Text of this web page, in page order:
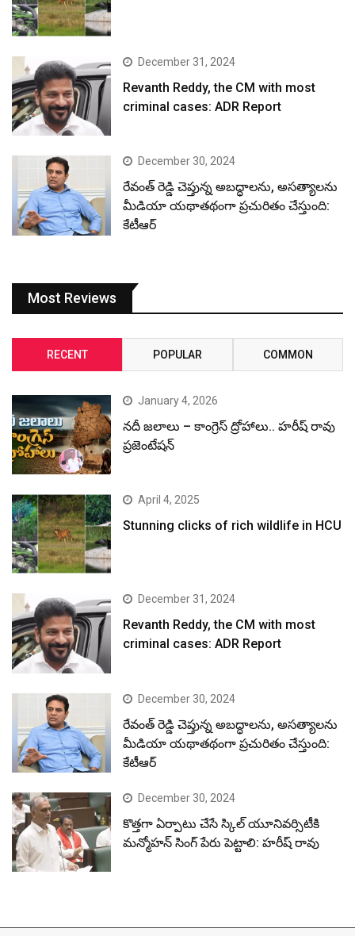
December 31, 2024
Revanth Reddy, the CM with most
criminal cases: ADR Report
December 30, 2024
రేవంత్ రెడ్డి చెప్తున్న అబద్ధాలను, అసత్యాలను
మీడియా యథాతథంగా ప్రచురితం చేస్తుంది:
కేటీఆర్
Most Reviews
RECENT POPULAR COMMON
January 4, 2026
నదీ జలాలు – కాంగ్రెస్ ద్రోహాలు.. హరీష్ రావు
ప్రజెంటేషన్
April 4, 2025
Stunning clicks of rich wildlife in HCU
December 31, 2024
Revanth Reddy, the CM with most
criminal cases: ADR Report
December 30, 2024
రేవంత్ రెడ్డి చెప్తున్న అబద్ధాలను, అసత్యాలను
మీడియా యథాతథంగా ప్రచురితం చేస్తుంది:
కేటీఆర్
December 30, 2024
కొత్తగా ఏర్పాటు చేసే స్కిల్ యూనివర్సిటీకి
మన్మోహన్ సింగ్ పేరు పెట్టాలి: హరీష్ రావు